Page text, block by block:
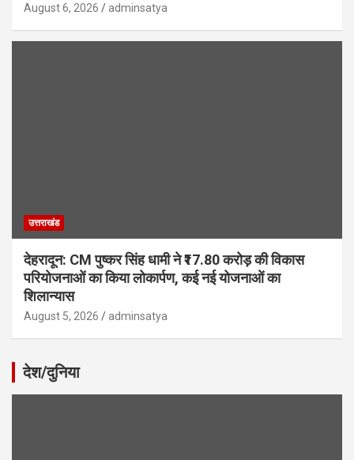
August 6, 2026 adminsatya
उत्तराखंड
देहरादून: CM पुष्कर सिंह धामी ने ₹17.80 करोड़ की विकास
परियोजनाओं का किया लोकार्पण, कई नई योजनाओं का
शिलान्यास
August 5, 2026 adminsatya
देश/दुनिया